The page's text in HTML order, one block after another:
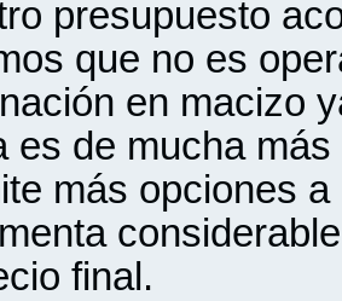
presupuesto
que no es
en macizo
es de mucha
más opciones
final.